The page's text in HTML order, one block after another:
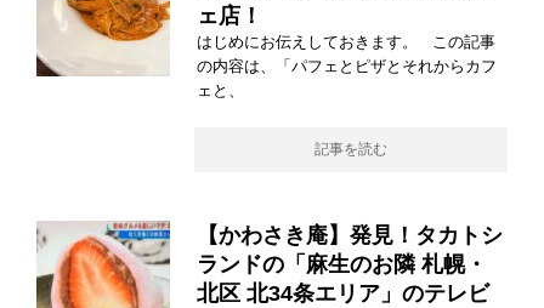
ェ店！
はじめにお伝えしておきます。 この記事
の内容は、「パフェとピザとそれからカフ
ェと、
記事を読む
【かわさき庵】発見！タカトシ
ランドの「麻生のお隣 札幌・
北区 北34条エリア」のテレビ